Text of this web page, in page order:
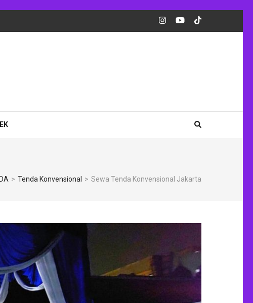
> Tenda Konvensional > Sewa Tenda Konvensional Jakarta